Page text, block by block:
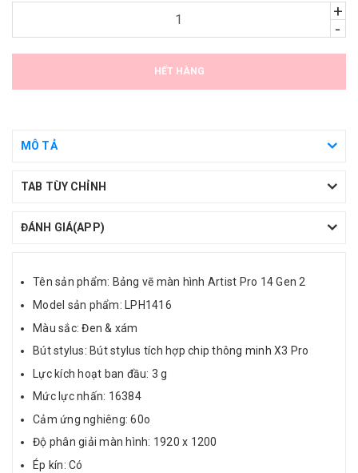
+
-
HẾT HÀNG
MÔ TẢ
TAB TÙY CHỈNH
ĐÁNH GIÁ(APP)
Tên sản phẩm: Bảng vẽ màn hình Artist Pro 14 Gen 2
Model sản phẩm: LPH1416
Màu sắc: Đen & xám
Bút stylus: Bút stylus tích hợp chip thông minh X3 Pro
Lực kích hoạt ban đầu: 3 g
Mức lực nhấn: 16384
Cảm ứng nghiêng: 60o
Độ phân giải màn hình: 1920 x 1200
Ép kín: Có